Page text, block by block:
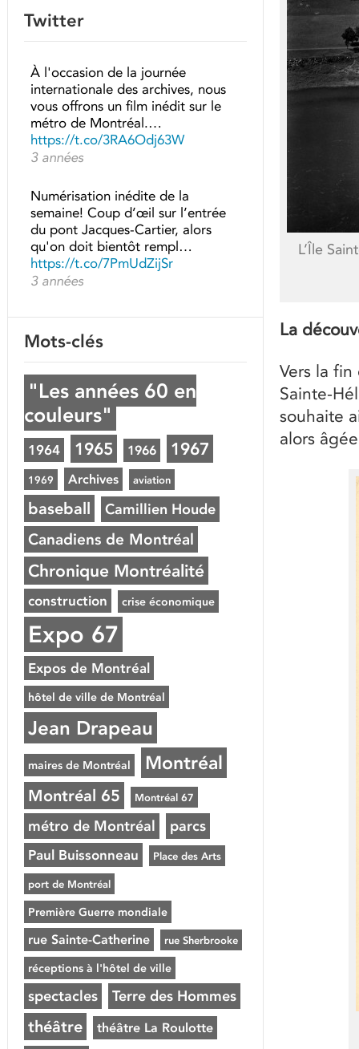
L’Île
La
Vers la
Sainte-
souhaite
alors
Twitter
À l'occasion de la journée
internationale des archives, nous
vous offrons un film inédit sur le
métro de Montréal.…
https://t.co/3RA6Odj63W
3 années
Numérisation inédite de la
semaine! Coup d’œil sur l’entrée
du pont Jacques-Cartier, alors
qu'on doit bientôt rempl…
https://t.co/7PmUdZijSr
3 années
Mots-clés
"Les années 60 en
couleurs"
1964 1965 1966 1967
1969 Archives aviation
baseball Camillien Houde
Canadiens de Montréal
Chronique Montréalité
construction crise économique
Expo 67
Expos de Montréal
hôtel de ville de Montréal
Jean Drapeau
maires de Montréal Montréal
Montréal 65 Montréal 67
métro de Montréal parcs
Paul Buissonneau Place des Arts
port de Montréal
Première Guerre mondiale
rue Sainte-Catherine rue Sherbrooke
réceptions à l'hôtel de ville
spectacles Terre des Hommes
théâtre théâtre La Roulotte